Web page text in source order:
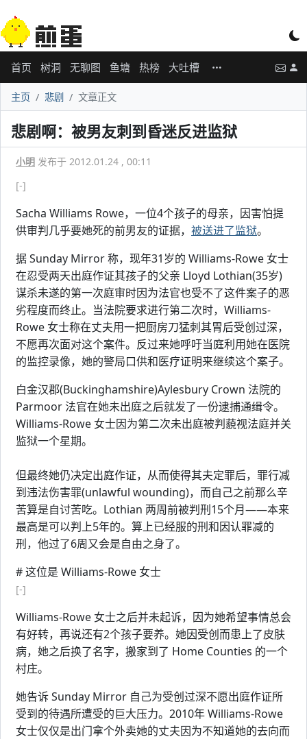
首页 树洞 无聊图 鱼塘 热榜 大吐槽
主页 悲剧 文章正文
悲剧啊：被男友刺到昏迷反进监狱
小明 发布于 2012.01.24 , 00:11
[-]
Sacha Williams Rowe，一位4个孩子的母亲，因害怕提
供审判几乎要她死的前男友的证据， 被送进了监狱。
据 Sunday Mirror 称，现年31岁的 Williams-Rowe 女士
在忍受两天出庭作证其孩子的父亲 Lloyd Lothian(35岁)
谋杀未遂的第一次庭审时因为法官也受不了这件案子的恶
劣程度而终止。当法院要求进行第二次时，Williams-
Rowe 女士称在丈夫用一把厨房刀猛刺其胃后受创过深，
不愿再次面对这个案件。反过来她呼吁当庭利用她在医院
的监控录像，她的警局口供和医疗证明来继续这个案子。
白金汉郡(Buckinghamshire)Aylesbury Crown 法院的
Parmoor 法官在她未出庭之后就发了一份逮捕通缉令。
Williams-Rowe 女士因为第二次未出庭被判藐视法庭并关
监狱一个星期。
但最终她仍决定出庭作证，从而使得其夫定罪后，罪行减
到违法伤害罪(unlawful wounding)，而自己之前那么辛
苦算是自讨苦吃。Lothian 两周前被判刑15个月——本来
最高是可以判上5年的。算上已经服的刑和因认罪减的
刑，他过了6周又会是自由之身了。
# 这位是 Williams-Rowe 女士
[-]
Williams-Rowe 女士之后并未起诉，因为她希望事情总会
有好转，再说还有2个孩子要养。她因受创而患上了皮肤
病，她之后换了名字，搬家到了 Home Counties 的一个
村庄。
她告诉 Sunday Mirror 自己为受创过深不愿出庭作证所
受到的待遇所遭受的巨大压力。2010年 Williams-Rowe
女士仅仅是出门拿个外卖她的丈夫因为不知道她的去向而